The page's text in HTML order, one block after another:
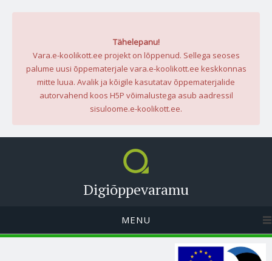
Tähelepanu!
Vara.e-koolikott.ee projekt on lõppenud. Sellega seoses
palume uusi õppematerjale vara.e-koolikott.ee keskkonnas
mitte luua. Avalik ja kõigile kasutatav õppematerjalide
autorvahend koos H5P võimalustega asub aadressil
sisuloome.e-koolikott.ee.
Digiõppevaramu
MENU